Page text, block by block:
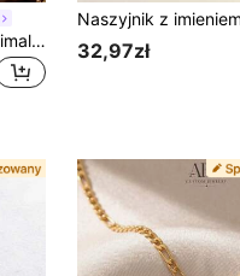
1 szt. personalizowany minimalistyczny elegancki naszyjnik z imieniem, unikalny prezent w wielu stylach, odpowiedni dla kobiet i mężczyzn, wykonany ze stali nierdzewnej z regulowanym łańcuszkiem, jedyny w swoim rodzaju, pomysł na prezent na powrót do szkoły i zimę, prezent na Walentynki dla kobiet i mężczyzn, z literą, grawerowany, dekoracyjny, wykwintny, modny, nowoczesny, spersonalizowany, idealny prezent dla niego, idealny prezent dla niej, dla syna i córki, spersonalizowana modna biżuteria dla nastolatków, ciepła atmosfera, wygodny do noszenia, prezent urodzinowy 32,97zł